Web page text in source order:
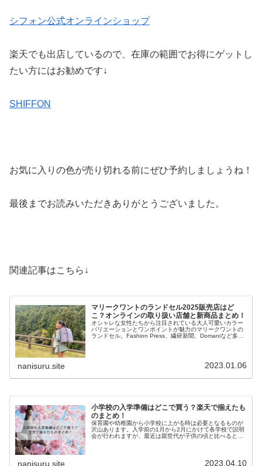
シフォン公式オンラインショップ
楽天でも出店しているので、在庫の範囲でお得にゲットし
たい方にはお勧めです↓
SHIFFON
お気に入りの色が売り切れる前にぜひ予約しましょうね！
最後までお読みいただきありがとうございました。
関連記事はこちら↓
マリークワントのランドセル2025販売店はど
こ？オンラインの取り扱い店舗と新商品まとめ！
オシャレな女性たちから注目されている大人可愛いカラー
バリエーションとワンポイントが魅力のマリークワントの
ランドセル。Fashion Press、繊研新聞、Domaniなど多数
nanisuru.site 2023.01.06
小学校の入学準備はどこで買う？楽天で揃えたも
のまとめ！
保育園や幼稚園から小学校に上がる時は必要となるものが
沢山あります。入学前の1月から2月にかけて各学校で説明
会が行われますが、最近は親世代が子供の頃と比べると学
nanisuru.site 2023.04.10